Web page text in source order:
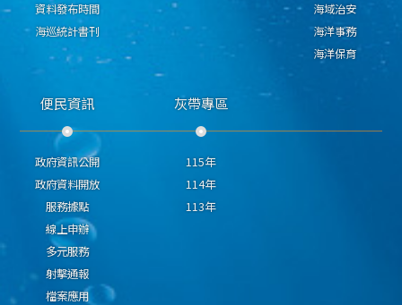
資料發布時間
海巡統計書刊
海域治安
海洋事務
海洋保育
便民資訊
政府資訊公開
政府資料開放
服務據點
線上申辦
多元服務
射擊通報
檔案應用
灰帶專區
115年
114年
113年